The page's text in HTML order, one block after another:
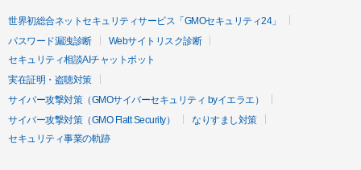
世界初総合ネットセキュリティサービス「GMOセキュリティ24」
パスワード漏洩診断
Webサイトリスク診断
セキュリティ相談AIチャットボット
実在証明・盗聴対策
サイバー攻撃対策（GMOサイバーセキュリティ byイエラエ）
サイバー攻撃対策（GMO Flatt Security）
なりすまし対策
セキュリティ事業の軌跡